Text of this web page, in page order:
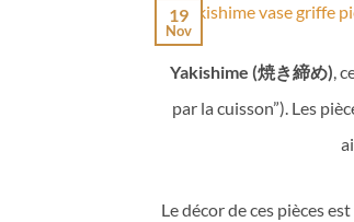
19
Nov
Yakishime (焼き締め),
par la cuisson”). Les
Le décor de ces pièces